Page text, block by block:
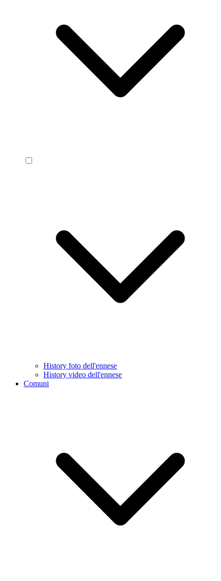
History foto dell'ennese
History video dell'ennese
Comuni